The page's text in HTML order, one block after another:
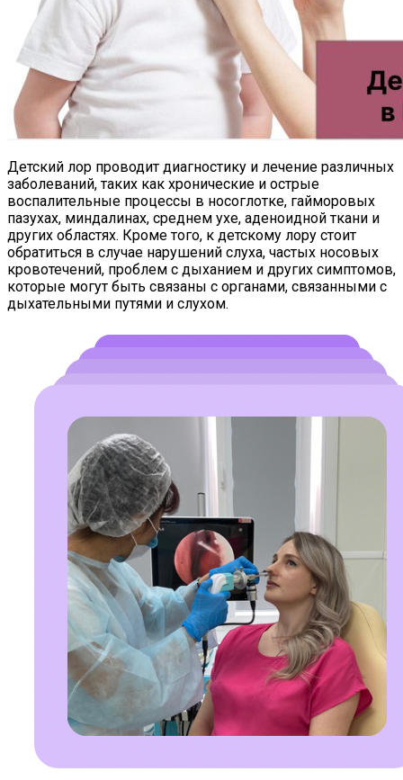
Детский лор проводит диагностику и лечение различных
заболеваний, таких как хронические и острые
воспалительные процессы в носоглотке, гайморовых
пазухах, миндалинах, среднем ухе, аденоидной ткани и
других областях. Кроме того, к детскому лору стоит
обратиться в случае нарушений слуха, частых носовых
кровотечений, проблем с дыханием и других симптомов,
которые могут быть связаны с органами, связанными с
дыхательными путями и слухом.